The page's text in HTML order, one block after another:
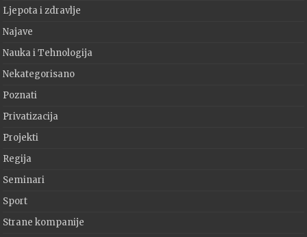
Ljepota i zdravlje
Najave
Nauka i Tehnologija
Nekategorisano
Poznati
Privatizacija
Projekti
Regija
Seminari
Sport
Strane kompanije